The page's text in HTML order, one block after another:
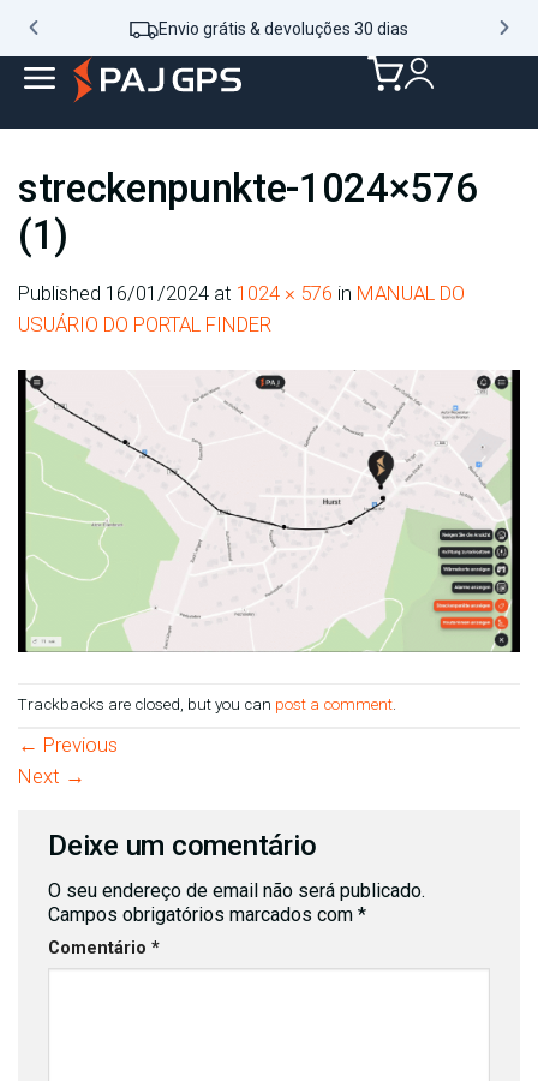
Envio grátis & devoluções 30 dias
streckenpunkte-1024×576
(1)
Published 16/01/2024 at 1024 × 576 in MANUAL DO
USUÁRIO DO PORTAL FINDER
Trackbacks are closed, but you can post a comment.
← Previous
Next →
Deixe um comentário
O seu endereço de email não será publicado.
Campos obrigatórios marcados com *
Comentário *